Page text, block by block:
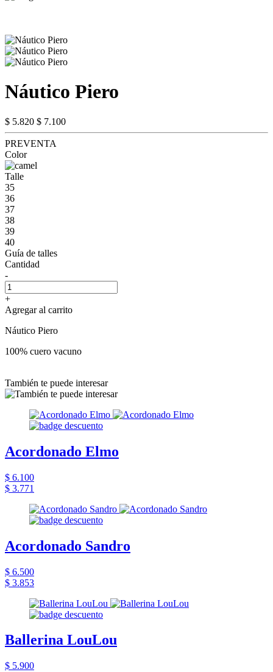
Náutico Piero
$ 5.820 $ 7.100
PREVENTA
Color
Talle
35
36
37
38
39
40
Guía de talles
Cantidad
-
+
Agregar al carrito
Náutico Piero
100% cuero vacuno
También te puede interesar
Acordonado Elmo
$ 6.100
$ 3.771
Acordonado Sandro
$ 6.500
$ 3.853
Ballerina LouLou
$ 5.900